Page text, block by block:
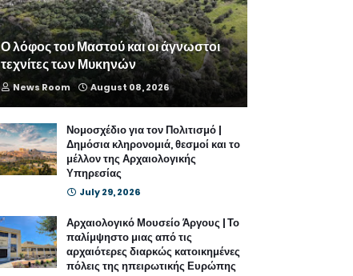
Ο λόφος του Μαστού και οι άγνωστοι
τεχνίτες των Μυκηνών
News Room August 08, 2026
Νομοσχέδιο για τον Πολιτισμό |
Δημόσια κληρονομιά, θεσμοί και το
μέλλον της Αρχαιολογικής
Υπηρεσίας
July 29, 2026
Αρχαιολογικό Μουσείο Άργους | Το
παλίμψηστο μιας από τις
αρχαιότερες διαρκώς κατοικημένες
πόλεις της ηπειρωτικής Ευρώπης